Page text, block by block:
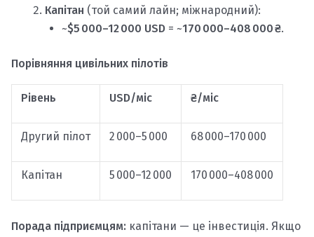
Капітан (той самий лайн; міжнародний):
~$5 000–12 000 USD = ~170 000–408 000 ₴.
Порівняння цивільних пілотів
Рівень USD/міс ₴/міс
Другий пілот 2 000–5 000 68 000–170 000
Капітан 5 000–12 000 170 000–408 000
Порада підприємцям: капітани — це інвестиція. Якщо